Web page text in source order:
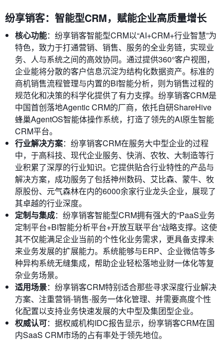
纷享销客：智能型CRM，赋能企业高质量增长
核心功能：纷享销客智能型CRM以“AI+CRM+行业智慧”为
特色，致力于打通营销、销售、服务的全业务链，实现业
务、人与系统之间的高效协同。通过提供360°客户视图，
企业能将分散的客户信息沉淀为结构化数据资产。标准的
商机销售流程管理与内置的BI智能分析，则为销售过程的
规范化和决策的科学化提供了有力支撑。纷享销客CRM是
中国首创落地Agentic CRM的厂商，依托自研ShareHive
蜂巢AgentOS智能体操作系统，打造了领先的AI原生智能
CRM平台。
行业解决方案：纷享销客CRM在服务大中型企业的过程
中，于高科技、现代企业服务、快消、农牧、大制造等行
业积累了深厚的行业知识。它提供贴合行业特性的产品与
解决方案，成功服务了包括神州数码、艾比森、蒙牛、牧
原股份、元气森林在内的6000余家行业龙头企业，展现了
其卓越的行业深度。
定制与集成：纷享销客智能型CRM拥有强大的“PaaS业务
定制平台+BI智能分析平台+开放互联平台”战略支撑。这使
其不仅能满足企业当前的个性化业务需求，更具备支撑未
来业务发展的扩展能力。系统能够与ERP、企业微信等多
种异构系统无缝集成，帮助企业轻松落地业财一体化等复
杂业务场景。
适用场景：纷享销客CRM特别适合那些寻求深度行业解决
方案、注重营销-销售-服务一体化管理、并需要高度个性
化配置以支持业务快速发展的大中型及集团型企业。
权威认可：据权威机构IDC报告显示，纷享销客CRM在国
内SaaS CRM市场的占有率处于领先地位。